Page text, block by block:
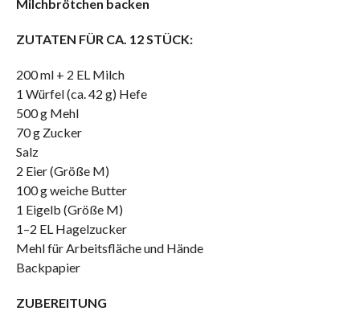
Milchbrötchen backen
ZUTATEN FÜR CA. 12 STÜCK:
200 ml + 2 EL Milch
1 Würfel (ca. 42 g) Hefe
500 g Mehl
70 g Zucker
Salz
2 Eier (Größe M)
100 g weiche Butter
1 Eigelb (Größe M)
1–2 EL Hagelzucker
Mehl für Arbeitsfläche und Hände
Backpapier
ZUBEREITUNG